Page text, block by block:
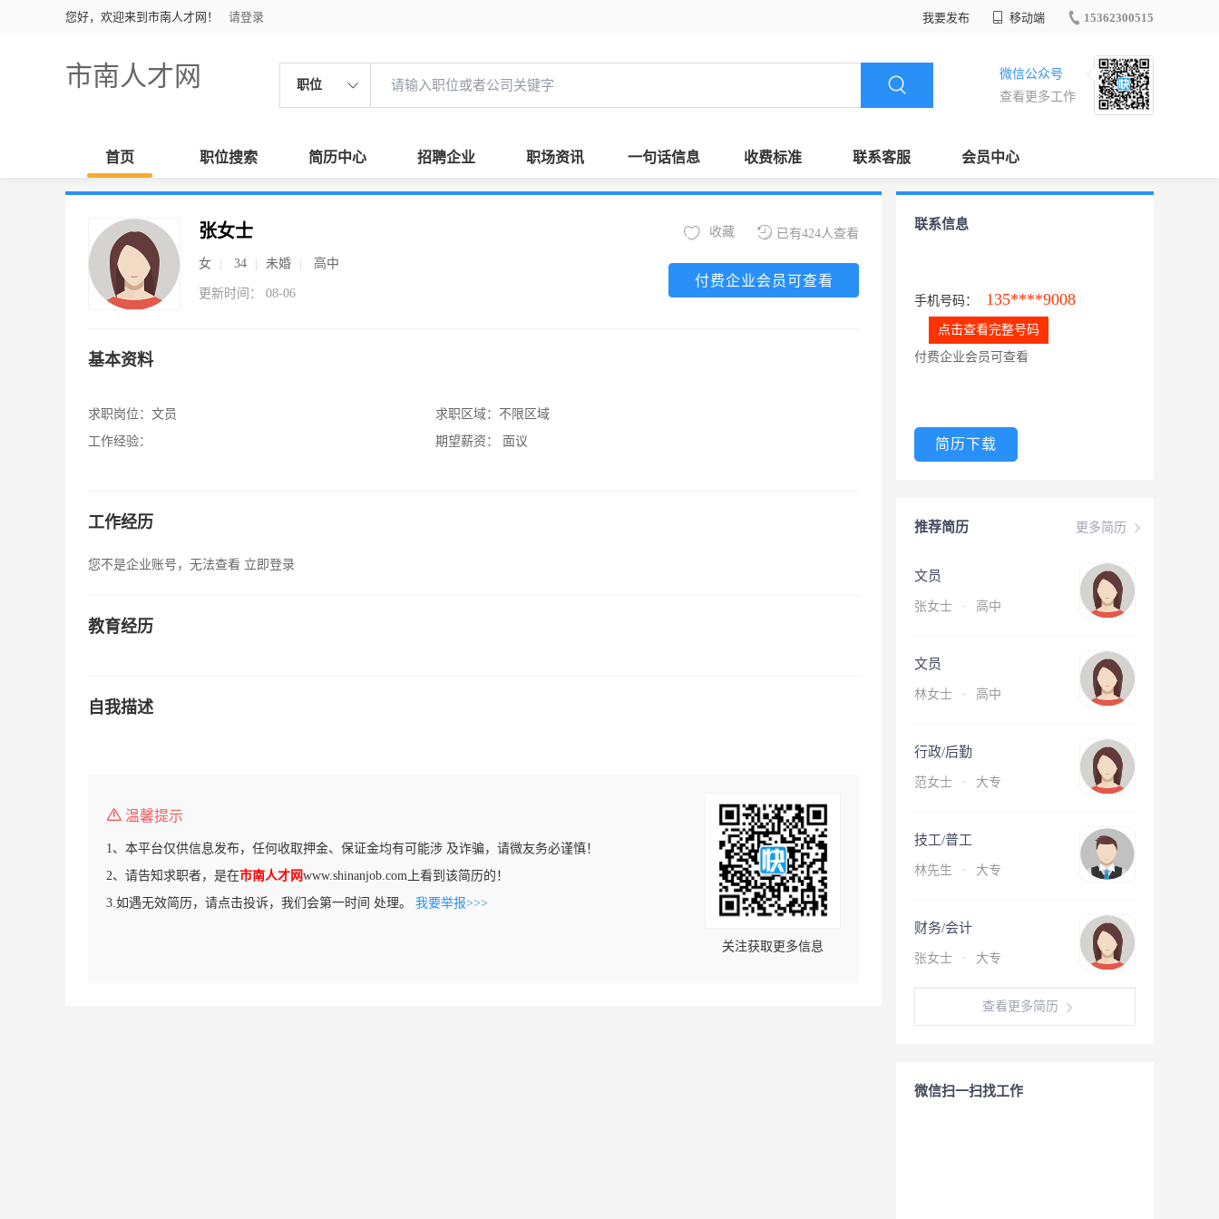
您好，欢迎来到市南人才网！ 请登录 我要发布 移动端 15362300515
市南人才网 职位
微信公众号
查看更多工作
首页 职位搜索 简历中心 招聘企业 职场资讯 一句话信息 收费标准 联系客服 会员中心
张女士
女 34 未婚 高中
更新时间： 08-06
已有424人查看
收藏
付费企业会员可查看
基本资料
求职岗位： 文员
工作经验：
求职区域： 不限区域
期望薪资：
面议
工作经历
您不是企业账号，无法查看 立即登录
教育经历
自我描述
温馨提示
1、本平台仅供信息发布，任何收取押金、保证金均有可能涉 及诈骗，请微友务必谨慎！
2、请告知求职者，是在市南人才网www.shinanjob.com上看到该简历的！
3.如遇无效简历，请点击投诉，我们会第一时间 处理。 我要举报>>>
关注获取更多信息
联系信息
手机号码： 135****9008
点击查看完整号码
付费企业会员可查看
简历下载
更多简历
推荐简历
文员
张女士 · 高中
文员
林女士 · 高中
行政/后勤
范女士 · 大专
技工/普工
林先生 · 大专
财务/会计
张女士 · 大专
查看更多简历
微信扫一扫找工作